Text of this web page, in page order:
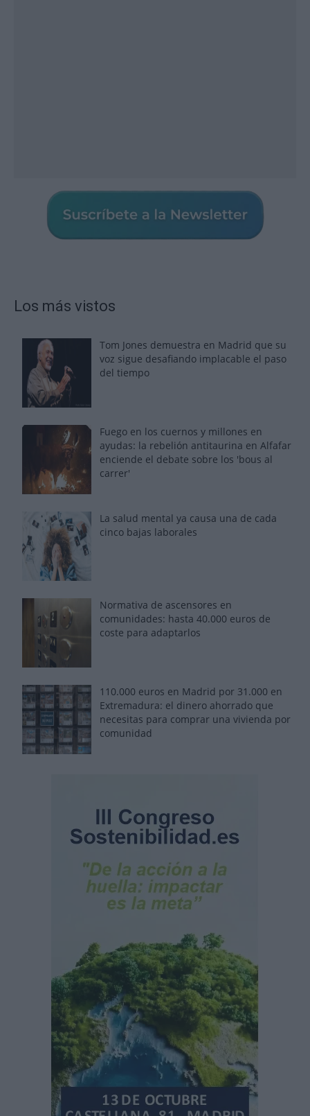
Los más vistos
Tom Jones demuestra en Madrid que su
voz sigue desafiando implacable el paso
del tiempo
Fuego en los cuernos y millones en
ayudas: la rebelión antitaurina en Alfafar
enciende el debate sobre los 'bous al
carrer'
La salud mental ya causa una de cada
cinco bajas laborales
Normativa de ascensores en
comunidades: hasta 40.000 euros de
coste para adaptarlos
110.000 euros en Madrid por 31.000 en
Extremadura: el dinero ahorrado que
necesitas para comprar una vivienda por
comunidad